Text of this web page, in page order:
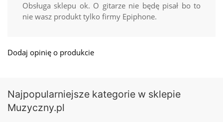
Obsługa sklepu ok. O gitarze nie będę pisał bo to
nie wasz produkt tylko firmy Epiphone.
Dodaj opinię o produkcie
Najpopularniejsze kategorie w sklepie
Muzyczny.pl